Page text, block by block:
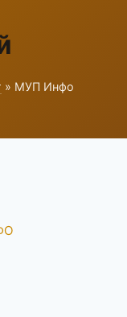
» МУП Инфо